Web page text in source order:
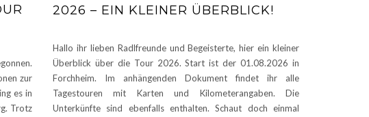
zur
es in
Trotz
2026 – EIN KLEINER ÜBERBLICK!
Hallo ihr lieben Radlfreunde und Begeisterte, hier ein kleiner
Überblick über die Tour 2026. Start ist der 01.08.2026 in
Forchheim. Im anhängenden Dokument findet ihr alle
Tagestouren mit Karten und Kilometerangaben. Die
Unterkünfte sind ebenfalls enthalten. Schaut doch einmal